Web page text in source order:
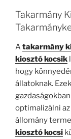
Takarmány
Atakarmány
kiosztó kocsik
hogy
állatoknak.
optimalizálni
állomány
kiosztó kocsi